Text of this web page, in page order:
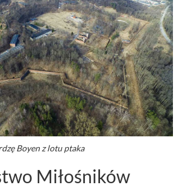
Boyen z lotu ptaka
Miłośników